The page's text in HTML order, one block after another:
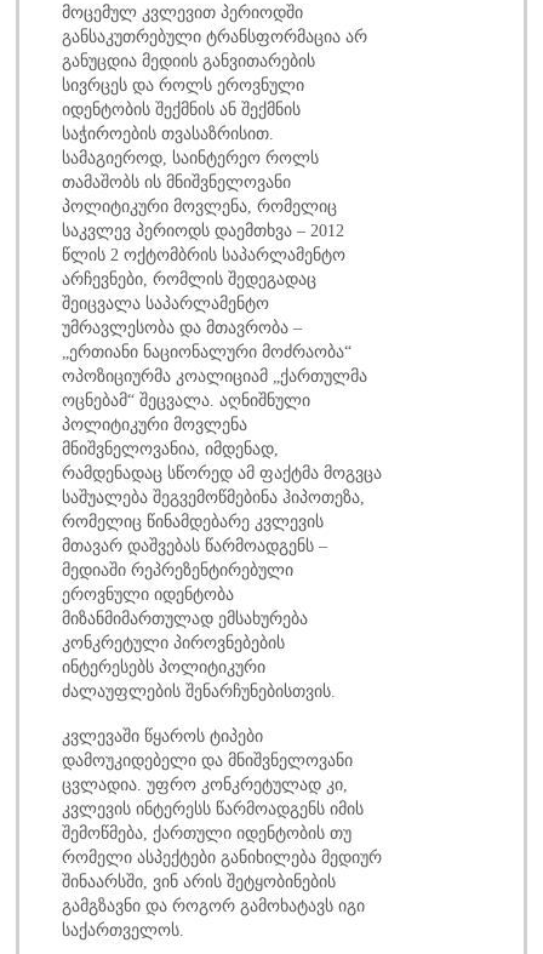
მოცემულ კვლევით პერიოდში
განსაკუთრებული ტრანსფორმაცია არ
განუცდია მედიის განვითარების
სივრცეს და როლს ეროვნული
იდენტობის შექმნის ან შექმნის
საჭიროების თვასაზრისით.
სამაგიეროდ, საინტერეო როლს
თამაშობს ის მნიშვნელოვანი
პოლიტიკური მოვლენა, რომელიც
საკვლევ პერიოდს დაემთხვა – 2012
წლის 2 ოქტომბრის საპარლამენტო
არჩევნები, რომლის შედეგადაც
შეიცვალა საპარლამენტო
უმრავლესობა და მთავრობა –
„ერთიანი ნაციონალური მოძრაობა“
ოპოზიციურმა კოალიციამ „ქართულმა
ოცნებამ“ შეცვალა. აღნიშნული
პოლიტიკური მოვლენა
მნიშვნელოვანია, იმდენად,
რამდენადაც სწორედ ამ ფაქტმა მოგვცა
საშუალება შეგვემოწმებინა ჰიპოთეზა,
რომელიც წინამდებარე კვლევის
მთავარ დაშვებას წარმოადგენს –
მედიაში რეპრეზენტირებული
ეროვნული იდენტობა
მიზანმიმართულად ემსახურება
კონკრეტული პიროვნებების
ინტერესებს პოლიტიკური
ძალაუფლების შენარჩუნებისთვის.
კვლევაში წყაროს ტიპები
დამოუკიდებელი და მნიშვნელოვანი
ცვლადია. უფრო კონკრეტულად კი,
კვლევის ინტერესს წარმოადგენს იმის
შემოწმება, ქართული იდენტობის თუ
რომელი ასპექტები განიხილება მედიურ
შინაარსში, ვინ არის შეტყობინების
გამგზავნი და როგორ გამოხატავს იგი
საქართველოს.